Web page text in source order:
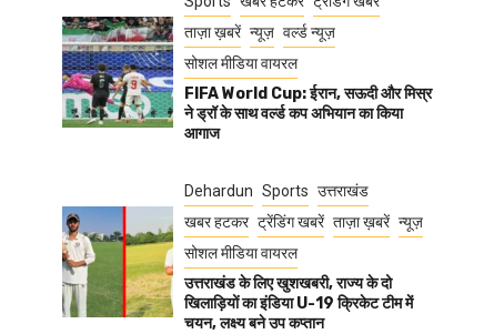
ताज़ा ख़बरें न्यूज़ वर्ल्ड न्यूज़
सोशल मीडिया वायरल
FIFA World Cup: ईरान, सऊदी और मिस्र
ने ड्रॉ के साथ वर्ल्ड कप अभियान का किया
आगाज
Dehardun Sports उत्तराखंड
खबर हटकर ट्रेंडिंग खबरें ताज़ा ख़बरें न्यूज़
सोशल मीडिया वायरल
उत्तराखंड के लिए खुशखबरी, राज्य के दो
खिलाड़ियों का इंडिया U-19 क्रिकेट टीम में
चयन, लक्ष्य बने उप कप्तान